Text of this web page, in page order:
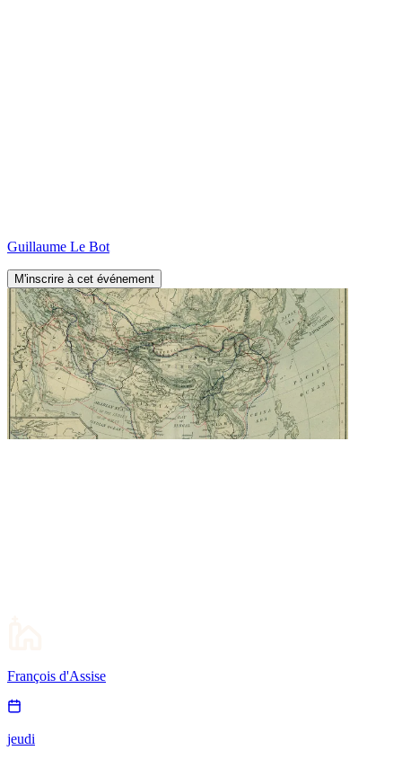
Guillaume Le Bot
M'inscrire à cet événement
François d'Assise
jeudi